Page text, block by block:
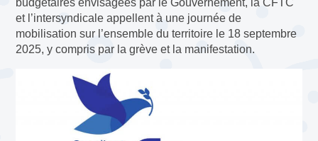
et l’intersyndicale appellent à une journée de
mobilisation sur l’ensemble du territoire le 18 septembre
2025, y compris par la grève et la manifestation.